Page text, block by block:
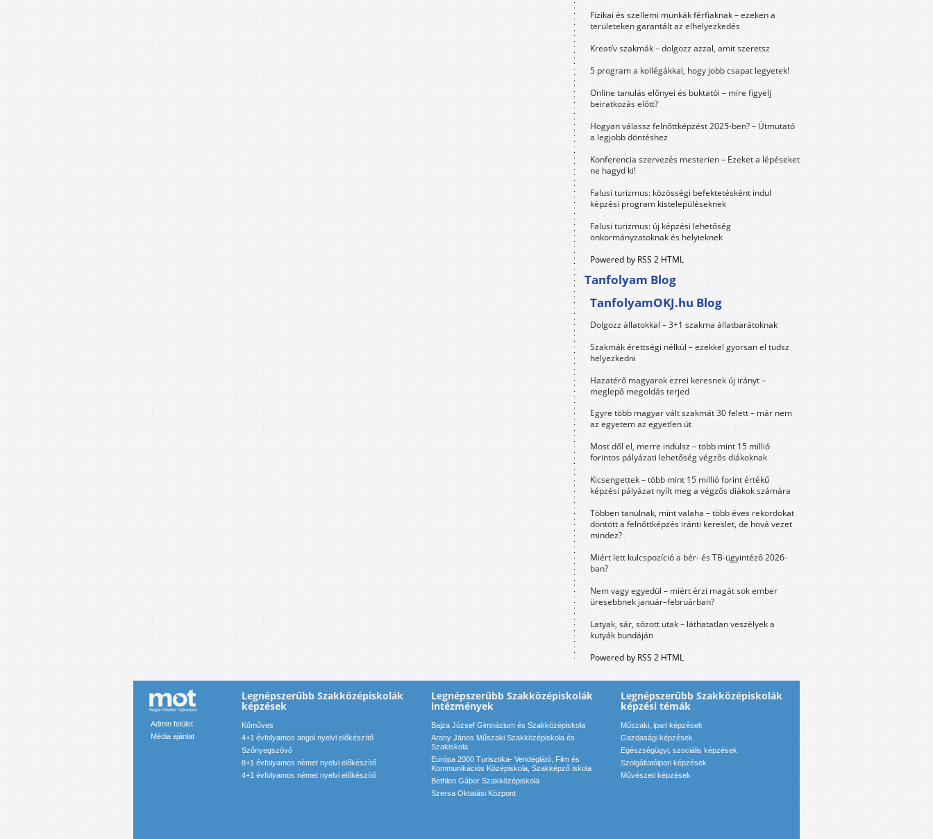
Fizikai és szellemi munkák férfiaknak – ezeken a
területeken garantált az elhelyezkedés
Kreatív szakmák – dolgozz azzal, amit szeretsz
5 program a kollégákkal, hogy jobb csapat legyetek!
Online tanulás előnyei és buktatói – mire figyelj
beiratkozás előtt?
Hogyan válassz felnőttképzést 2025-ben? – Útmutató
a legjobb döntéshez
Konferencia szervezés mesterien – Ezeket a lépéseket
ne hagyd ki!
Falusi turizmus: közösségi befektetésként indul
képzési program kistelepüléseknek
Falusi turizmus: új képzési lehetőség
önkormányzatoknak és helyieknek
Powered by RSS 2 HTML
Tanfolyam Blog
TanfolyamOKJ.hu Blog
Dolgozz állatokkal – 3+1 szakma állatbarátoknak
Szakmák érettségi nélkül – ezekkel gyorsan el tudsz
helyezkedni
Hazatérő magyarok ezrei keresnek új irányt –
meglepő megoldás terjed
Egyre több magyar vált szakmát 30 felett – már nem
az egyetem az egyetlen út
Most dől el, merre indulsz – több mint 15 millió
forintos pályázati lehetőség végzős diákoknak
Kicsengettek – több mint 15 millió forint értékű
képzési pályázat nyílt meg a végzős diákok számára
Többen tanulnak, mint valaha – több éves rekordokat
döntött a felnőttképzés iránti kereslet, de hová vezet
mindez?
Miért lett kulcspozíció a bér- és TB-ügyintéző 2026-
ban?
Nem vagy egyedül – miért érzi magát sok ember
üresebbnek január–februárban?
Latyak, sár, sózott utak – láthatatlan veszélyek a
kutyák bundáján
Powered by RSS 2 HTML
Admin felület
Média ajánlat
Legnépszerűbb Szakközépiskolák
képzések
Kőműves
4+1 évfolyamos angol nyelvi előkészítő
Szőnyegszövő
8+1 évfolyamos német nyelvi előkészítő
4+1 évfolyamos német nyelvi előkészítő
Legnépszerűbb Szakközépiskolák
intézmények
Bajza József Gimnázium és Szakközépiskola
Arany János Műszaki Szakközépiskola és
Szakiskola
Európa 2000 Turisztika- Vendéglátó, Film és
Kommunikációs Középiskola, Szakképző iskola
Bethlen Gábor Szakközépiskola
Szersa Oktatási Központ
Legnépszerűbb Szakközépiskolák
képzési témák
Műszaki, ipari képzések
Gazdasági képzések
Egészségügyi, szociális képzések
Szolgáltatóipari képzések
Művészeti képzések